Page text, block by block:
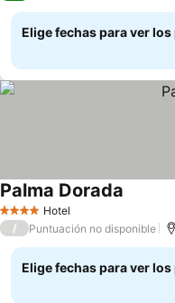
Elige fechas para ver
4 EstrellasHotel
Palma Dorada
/ Puntuación no disponible
Elige fechas para ver